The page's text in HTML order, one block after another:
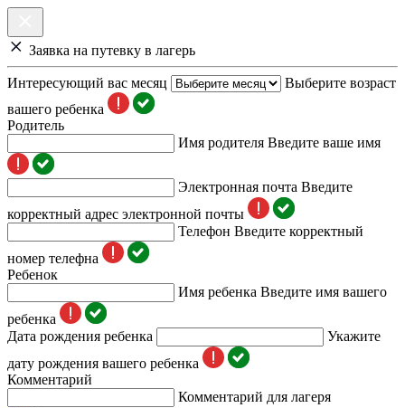
Заявка на путевку в лагерь
Интересующий вас месяц
Выберите возраст
вашего ребенка
Родитель
Имя родителя Введите ваше имя
Электронная почта Введите
корректный адрес электронной почты
Телефон Введите корректный
номер телефна
Ребенок
Имя ребенка Введите имя вашего
ребенка
Дата рождения ребенка
Укажите
дату рождения вашего ребенка
Комментарий
Комментарий для лагеря